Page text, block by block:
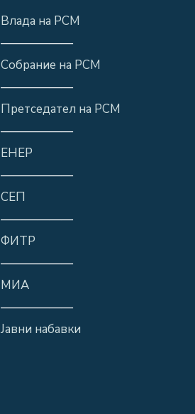
Влада на РСМ
——————
Собрание на РСМ
——————
Претседател на РСМ
——————
ЕНЕР
——————
СЕП
——————
ФИТР
——————
МИА
——————
Јавни набавки